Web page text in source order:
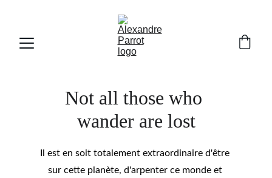
Not all those who
wander are lost
Il est en soit totalement extraordinaire d'être
sur cette planète, d'arpenter ce monde et